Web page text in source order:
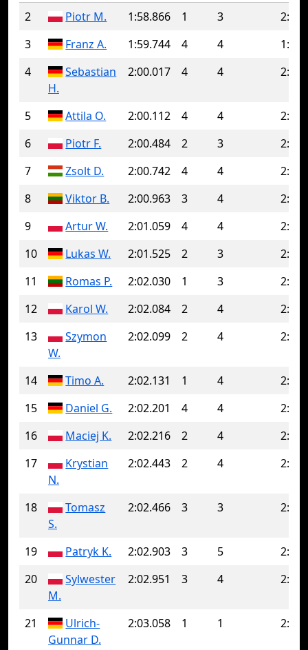
2 Piotr M. 1:58.866 1 3
3
Franz A. 1:59.744 4 4
4
Sebastian
H.
2:00.017 4 4
5 Attila O. 2:00.112 4 4
6
Piotr F. 2:00.484 2 3
7
Zsolt D. 2:00.742 4 4
8
Viktor B. 2:00.963 3 4
9
Artur W. 2:01.059 4 4
10
Lukas W. 2:01.525 2 3
11
Romas P. 2:02.030 1 3
12
Karol W. 2:02.084 2 4
13
Szymon
W.
2:02.099 2 4
14 Timo A. 2:02.131 1 4
15
Daniel G. 2:02.201 4 4
16
Maciej K. 2:02.216 2 4
17
Krystian
N.
2:02.443 2 4
18
Tomasz
S.
2:02.466 3 3
19 Patryk K. 2:02.903 3 5
20
Sylwester
M.
2:02.951 3 4
21
Ulrich-
Gunnar D.
2:03.058 1 1